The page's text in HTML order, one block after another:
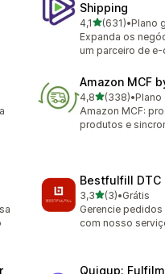
Shipping
4,1de 5 estrelas
(631)
631 avaliações
•Plano
Expanda os
um parceiro de
Amazon MCF
4,8de 5 estrelas
(338)
338 avaliações
•Plano
Amazon MCF:
produtos e
Bestfulfill DTC
3,3de 5 estrelas
(3)
3 avaliações ao
•Grátis
Gerencie
com nosso
Quiqup: